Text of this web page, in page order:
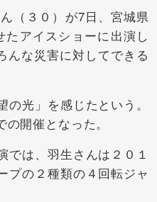
（３０）が7日、宮城県
アイスショーに出演し
んな災害に対してできる
光」を感じたという。
開催となった。
は、羽生さんは２０１
プの２種類の４回転ジャ